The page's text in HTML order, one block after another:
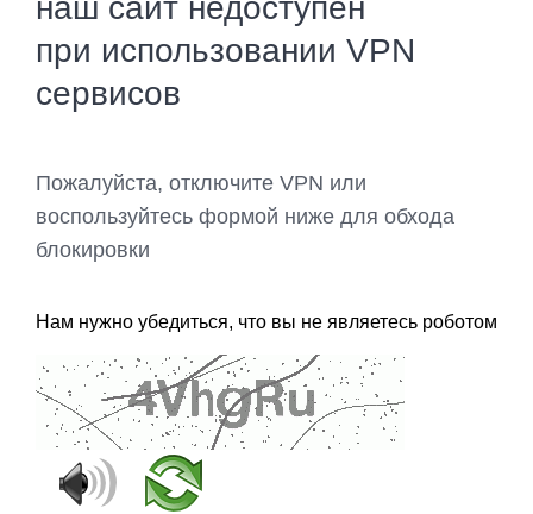
наш сайт недоступен
при использовании VPN
сервисов
Пожалуйста, отключите VPN или
воспользуйтесь формой ниже для обхода
блокировки
Нам нужно убедиться, что вы не являетесь роботом